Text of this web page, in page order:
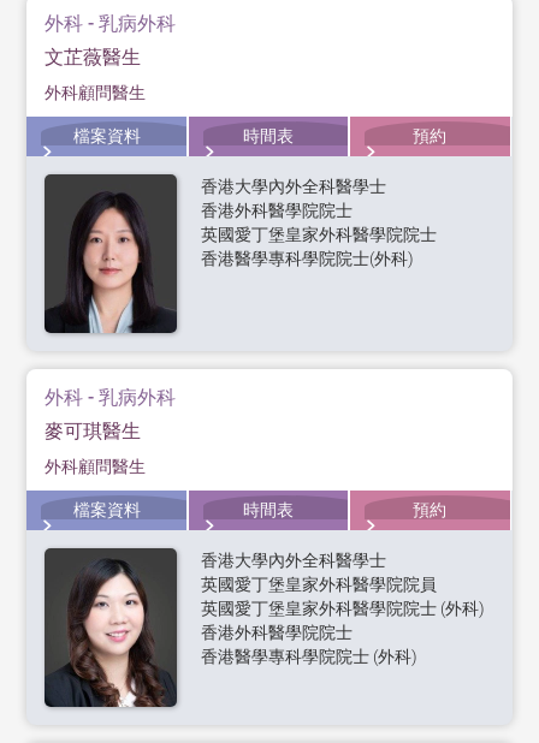
外科 - 乳病外科
文芷薇醫生
外科顧問醫生
檔案資料 時間表 預約
香港大學內外全科醫學士
香港外科醫學院院士
英國愛丁堡皇家外科醫學院院士
香港醫學專科學院院士(外科)
外科 - 乳病外科
麥可琪醫生
外科顧問醫生
檔案資料 時間表 預約
香港大學內外全科醫學士
英國愛丁堡皇家外科醫學院院員
英國愛丁堡皇家外科醫學院院士 (外科)
香港外科醫學院院士
香港醫學專科學院院士 (外科)